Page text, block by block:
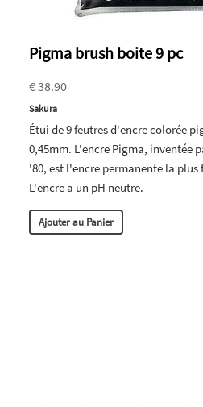
Pigma brush boite 9 pc
€ 38.90
Sakura
Étui de 9 feutres d'encre colorée
0,45mm. L'encre Pigma, inventée
'80, est l'encre permanente la plus
L'encre a un pH neutre.
Ajouter au Panier